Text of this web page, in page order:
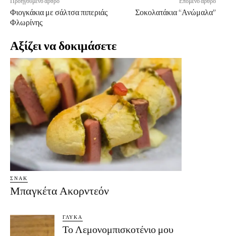
Φιογκάκια με σάλτσα πιπεριάς
Φλωρίνης
Σοκολατάκια “Ανώμαλα”
Αξίζει να δοκιμάσετε
ΣΝΑΚ
Μπαγκέτα Ακορντεόν
ΓΛΥΚΆ
Το Λεμονομπισκοτένιο μου